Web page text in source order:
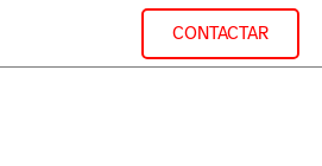
CONTACTAR